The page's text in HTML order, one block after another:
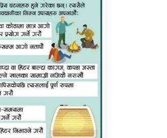
प्राविधि शिक्षालय जुम्लाको सुचना